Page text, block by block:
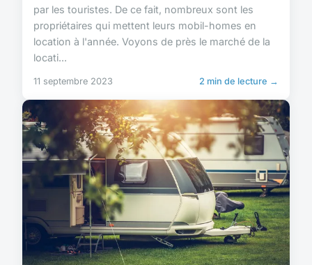
par les touristes. De ce fait, nombreux sont les
propriétaires qui mettent leurs mobil-homes en
location à l'année. Voyons de près le marché de la
locati...
11 septembre 2023 2 min de lecture →